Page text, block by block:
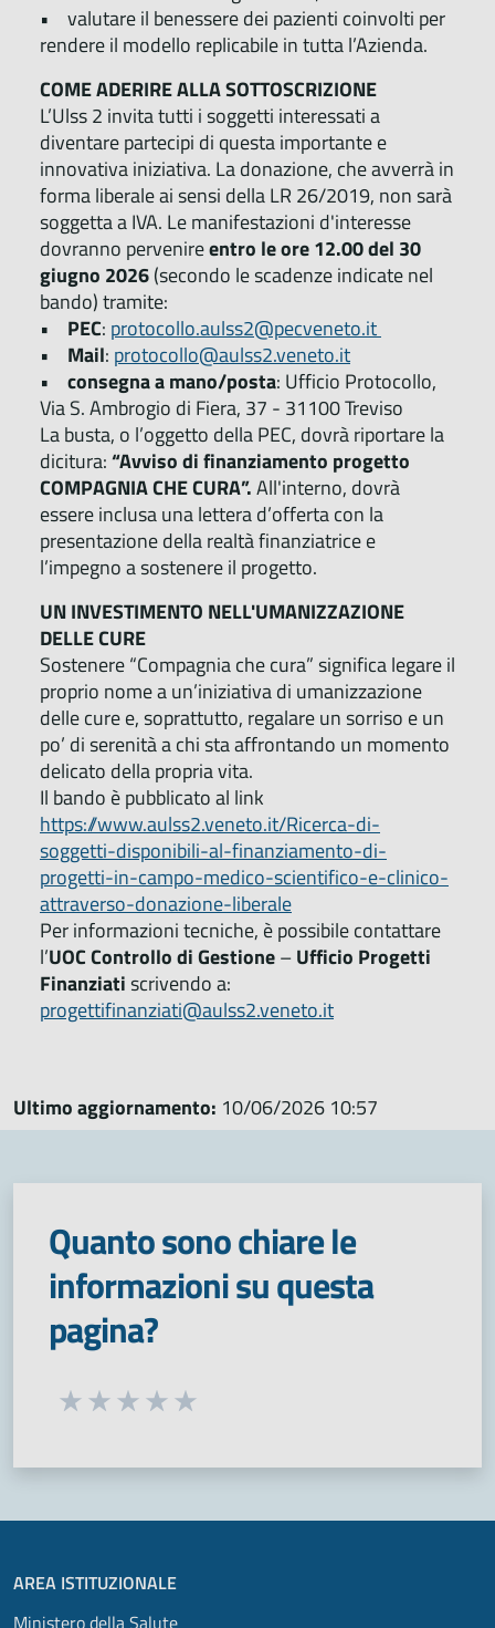
• valutare il benessere dei pazienti coinvolti per
rendere il modello replicabile in tutta l’Azienda.
COME ADERIRE ALLA SOTTOSCRIZIONE
L’Ulss 2 invita tutti i soggetti interessati a
diventare partecipi di questa importante e
innovativa iniziativa. La donazione, che avverrà in
forma liberale ai sensi della LR 26/2019, non sarà
soggetta a IVA. Le manifestazioni d'interesse
dovranno pervenireentro le ore 12.00 del 30
giugno 2026(secondo le scadenze indicate nel
bando) tramite:
•
PEC: protocollo.aulss2@pecveneto.it
•
Mail: protocollo@aulss2.veneto.it
• consegna a mano/posta: Ufficio Protocollo,
Via S. Ambrogio di Fiera, 37 - 31100 Treviso
La busta, o l’oggetto della PEC, dovrà riportare la
dicitura:“Avviso di finanziamento progetto
COMPAGNIA CHE CURA”.All'interno, dovrà
essere inclusa una lettera d’offerta con la
presentazione della realtà finanziatrice e
l’impegno a sostenere il progetto.
UN INVESTIMENTO NELL'UMANIZZAZIONE
DELLE CURE
Sostenere “Compagnia che cura” significa legare il
proprio nome a un’iniziativa di umanizzazione
delle cure e, soprattutto, regalare un sorriso e un
po’ di serenità a chi sta affrontando un momento
delicato della propria vita.
Il bando è pubblicato al link
https://www.aulss2.veneto.it/Ricerca-di-
soggetti-disponibili-al-finanziamento-di-
progetti-in-campo-medico-scientifico-e-clinico-
attraverso-donazione-liberale
Per informazioni tecniche, è possibile contattare
l’UOC Controllo di Gestione–Ufficio Progetti
Finanziatiscrivendo a:
progettifinanziati@aulss2.veneto.it
Ultimo aggiornamento: 10/06/2026 10:57
Quanto sono chiare le
informazioni su questa
pagina?
Seleziona una valutazione da 1 a 5 stelle
AREA ISTITUZIONALE
Ministero della Salute